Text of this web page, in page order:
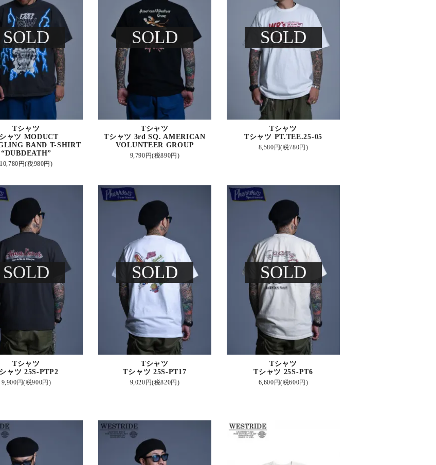
SOLD
Tシャツ
ャツ MODUCT
BAND T-SHIRT
“DUBDEATH”
10,780円(税980円)
SOLD
Tシャツ
Tシャツ 3rd SQ. AMERICAN
VOLUNTEER GROUP
9,790円(税890円)
SOLD
Tシャツ
Tシャツ PT.TEE.25-05
8,580円(税780円)
SOLD
Tシャツ
ャツ 25S-PTP2
9,900円(税900円)
SOLD
Tシャツ
Tシャツ 25S-PT17
9,020円(税820円)
SOLD
Tシャツ
Tシャツ 25S-PT6
6,600円(税600円)